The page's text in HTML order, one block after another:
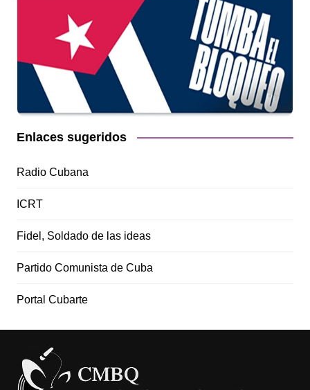
Enlaces sugeridos
Radio Cubana
ICRT
Fidel, Soldado de las ideas
Partido Comunista de Cuba
Portal Cubarte